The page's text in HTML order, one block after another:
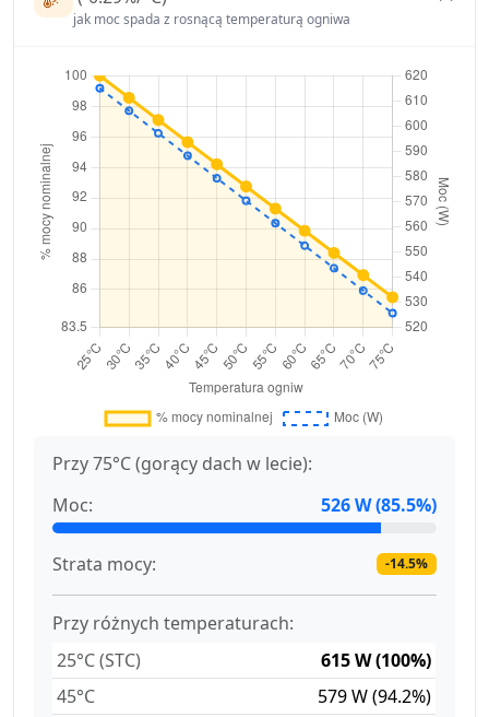
jak moc spada z rosnącą temperaturą ogniwa
Przy 75°C (gorący dach w lecie):
Moc:
526 W (85.5%)
Strata mocy: -14.5%
Przy różnych temperaturach:
25°C (STC)
615 W (100%)
45°C
579 W (94.2%)